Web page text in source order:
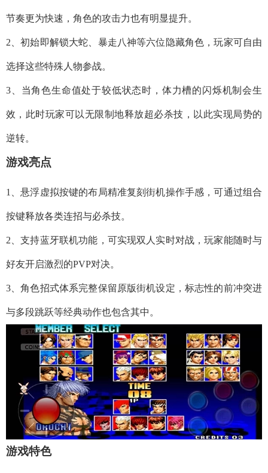
节奏更为快速，角色的攻击力也有明显提升。
2、初始即解锁大蛇、暴走八神等六位隐藏角色，玩家可自由
选择这些特殊人物参战。
3、当角色生命值处于较低状态时，体力槽的闪烁机制会生
效，此时玩家可以无限制地释放超必杀技，以此实现局势的
逆转。
游戏亮点
1、悬浮虚拟按键的布局精准复刻街机操作手感，可通过组合
按键释放各类连招与必杀技。
2、支持蓝牙联机功能，可实现双人实时对战，玩家能随时与
好友开启激烈的PVP对决。
3、角色招式体系完整保留原版街机设定，标志性的前冲突进
与多段跳跃等经典动作也包含其中。
游戏特色